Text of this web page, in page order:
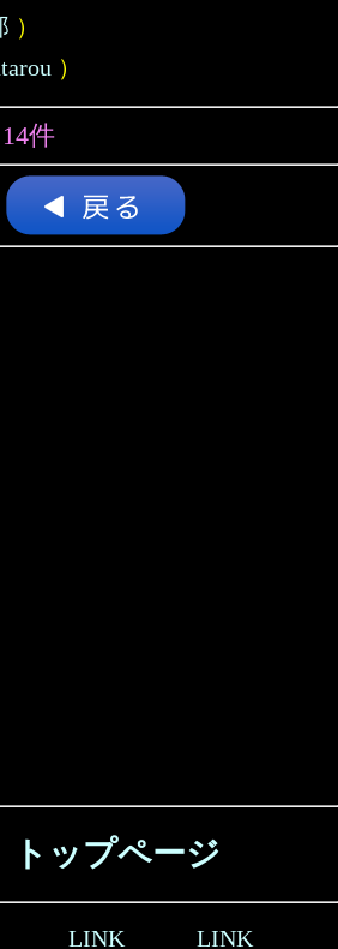
）
）
件
ップページ
LINK LINK